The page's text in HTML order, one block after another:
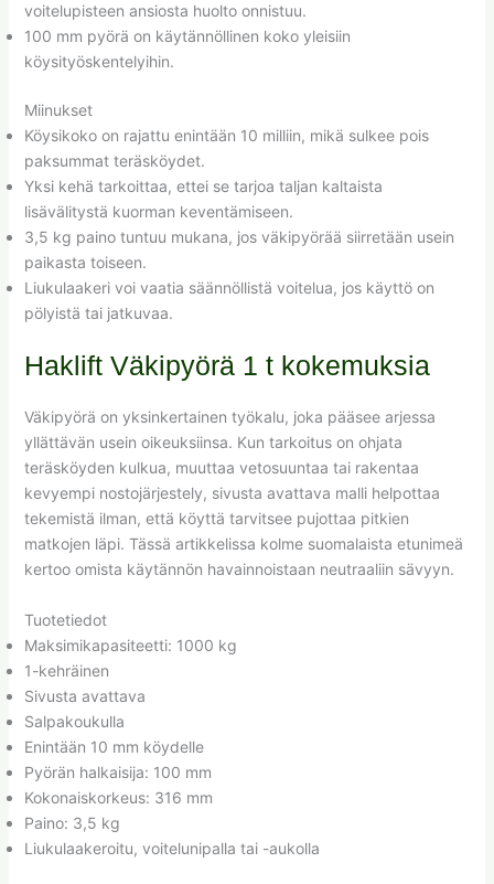
voitelupisteen ansiosta huolto onnistuu.
100 mm pyörä on käytännöllinen koko yleisiin
köysityöskentelyihin.
Miinukset
Köysikoko on rajattu enintään 10 milliin, mikä sulkee pois
paksummat teräsköydet.
Yksi kehä tarkoittaa, ettei se tarjoa taljan kaltaista
lisävälitystä kuorman keventämiseen.
3,5 kg paino tuntuu mukana, jos väkipyörää siirretään usein
paikasta toiseen.
Liukulaakeri voi vaatia säännöllistä voitelua, jos käyttö on
pölyistä tai jatkuvaa.
Haklift Väkipyörä 1 t kokemuksia
Väkipyörä on yksinkertainen työkalu, joka pääsee arjessa
yllättävän usein oikeuksiinsa. Kun tarkoitus on ohjata
teräsköyden kulkua, muuttaa vetosuuntaa tai rakentaa
kevyempi nostojärjestely, sivusta avattava malli helpottaa
tekemistä ilman, että köyttä tarvitsee pujottaa pitkien
matkojen läpi. Tässä artikkelissa kolme suomalaista etunimeä
kertoo omista käytännön havainnoistaan neutraaliin sävyyn.
Tuotetiedot
Maksimikapasiteetti: 1000 kg
1-kehräinen
Sivusta avattava
Salpakoukulla
Enintään 10 mm köydelle
Pyörän halkaisija: 100 mm
Kokonaiskorkeus: 316 mm
Paino: 3,5 kg
Liukulaakeroitu, voitelunipalla tai -aukolla